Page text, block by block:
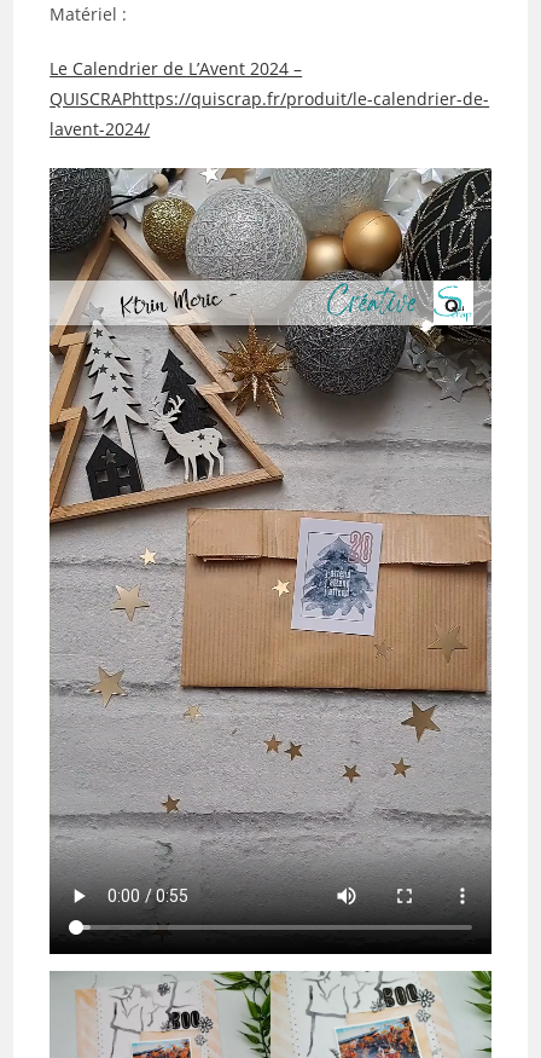
Matériel :
Le Calendrier de L’Avent 2024 –
QUISCRAPhttps://quiscrap.fr/produit/le-calendrier-de-
lavent-2024/